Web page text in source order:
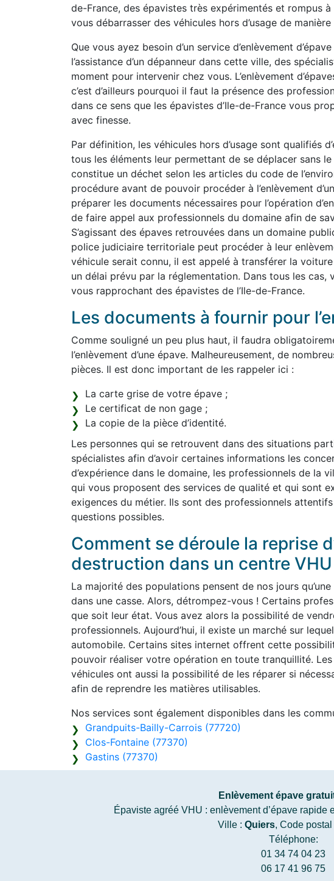
de-France, des épavistes très expérimentés et rompus
vous débarrasser des véhicules hors d’usage de
Que vous ayez besoin d’un service d’enlèvement
l’assistance d’un dépanneur dans cette ville, des
moment pour intervenir chez vous. L’enlèvement
c’est d’ailleurs pourquoi il faut la présence des
dans ce sens que les épavistes d’Ile-de-France vous
avec finesse.
Par définition, les véhicules hors d’usage sont qualifiés
tous les éléments leur permettant de se déplacer sans
constitue un déchet selon les articles du code de
procédure avant de pouvoir procéder à l’enlèvement
préparer les documents nécessaires pour l’opération
de faire appel aux professionnels du domaine afin de
S’agissant des épaves retrouvées dans un domaine
police judiciaire territoriale peut procéder à leur
véhicule serait connu, il est appelé à transférer la
un délai prévu par la réglementation. Dans tous les
vous rapprochant des épavistes de l’Ile-de-France.
Les documents à fournir pour
Comme souligné un peu plus haut, il faudra
l’enlèvement d’une épave. Malheureusement, de
pièces. Il est donc important de les rappeler ici :
La carte grise de votre épave ;
Le certificat de non gage ;
La copie de la pièce d’identité.
Les personnes qui se retrouvent dans des situations
spécialistes afin d’avoir certaines informations les
d’expérience dans le domaine, les professionnels de la
qui vous proposent des services de qualité et qui sont
exigences du métier. Ils sont des professionnels
questions possibles.
Comment se déroule la reprise
destruction dans un centre VHU
La majorité des populations pensent de nos jours
dans une casse. Alors, détrompez-vous ! Certains
que soit leur état. Vous avez alors la possibilité de
professionnels. Aujourd’hui, il existe un marché sur
automobile. Certains sites internet offrent cette
pouvoir réaliser votre opération en toute tranquillité.
véhicules ont aussi la possibilité de les réparer si
afin de reprendre les matières utilisables.
Nos services sont également disponibles dans les
Grandpuits-Bailly-Carrois (77720)
Clos-Fontaine (77370)
Gastins (77370)
Enlèvement épave
Épaviste agréé VHU : enlèvement d’épave rapide
Ville : Quiers, Code postal
Téléphone:
01 34 74 04 23
06 17 41 96 75